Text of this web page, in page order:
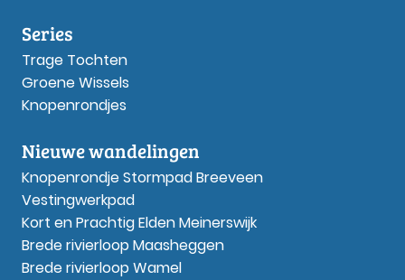
Series
Trage Tochten
Groene Wissels
Knopenrondjes
Nieuwe wandelingen
Knopenrondje Stormpad Breeveen
Vestingwerkpad
Kort en Prachtig Elden Meinerswijk
Brede rivierloop Maasheggen
Brede rivierloop Wamel